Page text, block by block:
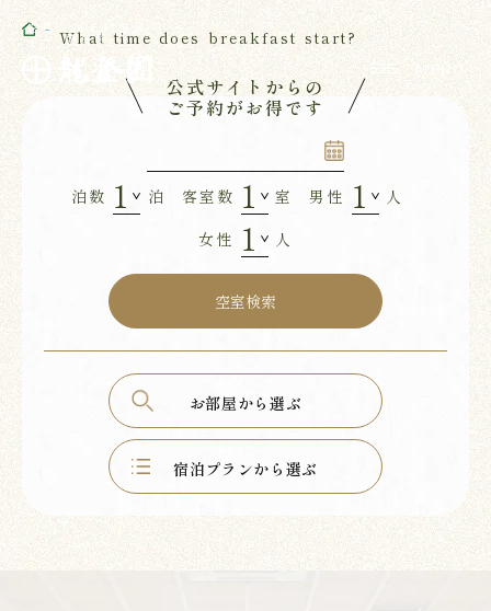
佐賀・川上峡温泉
龍登園
RYUTOUEN
What time does breakfast start?
公式サイトからの
ご予約がお得です
泊数 泊 客室数 室 男性
人
女性
人
お部屋から選ぶ
宿泊プランから選ぶ